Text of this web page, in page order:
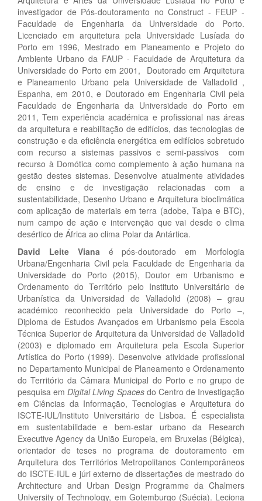
investigador de Pós-doutoramento no Construct - FEUP -
Faculdade de Engenharia da Universidade do Porto.
Licenciado em arquitetura pela Universidade Lusíada do
Porto em 1996, Mestrado em Planeamento e Projeto do
Ambiente Urbano da FAUP - Faculdade de Arquitetura da
Universidade do Porto em 2001, Doutorado em Arquitetura
e Planeamento Urbano pela Universidade de Valladolid ,
Espanha, em 2010, e Doutorado em Engenharia Civil pela
Faculdade de Engenharia da Universidade do Porto em
2011, Tem experiência académica e profissional nas áreas
da arquitetura e reabilitação de edifícios, das tecnologias de
construção e da eficiência energética em edifícios sobretudo
com recurso a sistemas passivos e semi-passivos com
recurso à Domótica como complemento à ação humana na
gestão destes sistemas. Desenvolve atualmente atividades
de ensino e de investigação relacionadas com a
sustentabilidade, Desenho Urbano e Arquitetura bioclimática
com aplicação de materiais em terra (adobe, Taipa e BTC),
num campo de ação e intervenção que vai desde o clima
desértico de África ao clima Polar da Antártica.
David Leite Viana é pós-doutorado em Morfologia
Urbana/Engenharia Civil pela Faculdade de Engenharia da
Universidade do Porto (2015), Doutor em Urbanismo e
Ordenamento do Território pelo Instituto Universitário de
Urbanística da Universidad de Valladolid (2008) – grau
académico reconhecido pela Universidade do Porto –,
Diploma de Estudos Avançados em Urbanismo pela Escola
Técnica Superior de Arquitetura da Universidad de Valladolid
(2003) e diplomado em Arquitetura pela Escola Superior
Artística do Porto (1999). Desenvolve atividade profissional
no Departamento Municipal de Planeamento e Ordenamento
do Território da Câmara Municipal do Porto e no grupo de
pesquisa emDigital Living Spacesdo Centro de Investigação
em Ciências da Informação, Tecnologias e Arquitetura do
ISCTE-IUL/Instituto Universitário de Lisboa. É especialista
em sustentabilidade e bem-estar urbano da Research
Executive Agency da União Europeia, em Bruxelas (Bélgica),
orientador de teses no programa de doutoramento em
Arquitetura dos Territórios Metropolitanos Contemporâneos
do ISCTE-IUL e júri externo de dissertações de mestrado do
Architecture and Urban Design Programme da Chalmers
University of Technology, em Gotemburgo (Suécia). Leciona